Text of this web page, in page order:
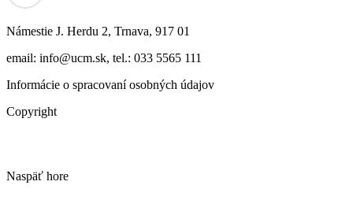
Námestie J. Herdu 2, Trnava, 917 01
email: info@ucm.sk, tel.: 033 5565 111
Informácie o spracovaní osobných údajov
Copyright
Naspäť hore